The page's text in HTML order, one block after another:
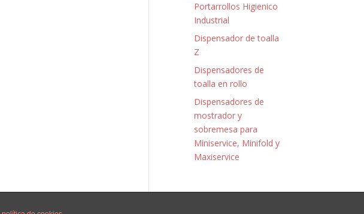
Portarrollos Higienico
Industrial
Dispensador de toalla
Z
Dispensadores de
toalla en rollo
Dispensadores de
mostrador y
sobremesa para
Miniservice, Minifold y
Maxiservice